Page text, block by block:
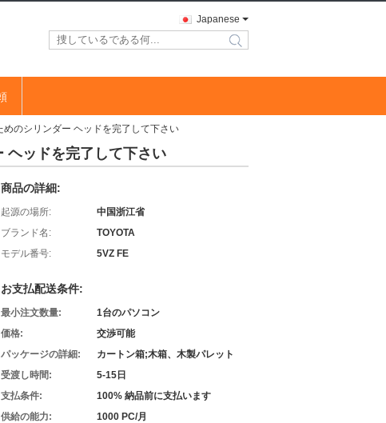
Japanese
search
のシリンダー ヘッドを完了して下さい
ヘッドを完了して下さい
商品の詳細:
起源の場所:
中国浙江省
ブランド名:
TOYOTA
モデル番号:
5VZ FE
お支払配送条件:
最小注文数量:
1台のパソコン
価格:
交渉可能
パッケージの詳細:
カートン箱;木箱、木製パレット
受渡し時間:
5-15日
支払条件:
100% 納品前に支払います
供給の能力:
1000 PC/月